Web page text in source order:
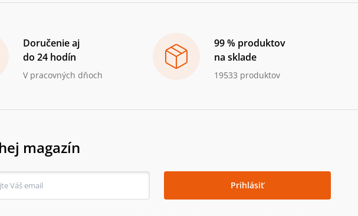
Doručenie aj
do 24 hodín
V pracovných dňoch
99 % produktov
na sklade
19533 produktov
magazín
Prihlásiť